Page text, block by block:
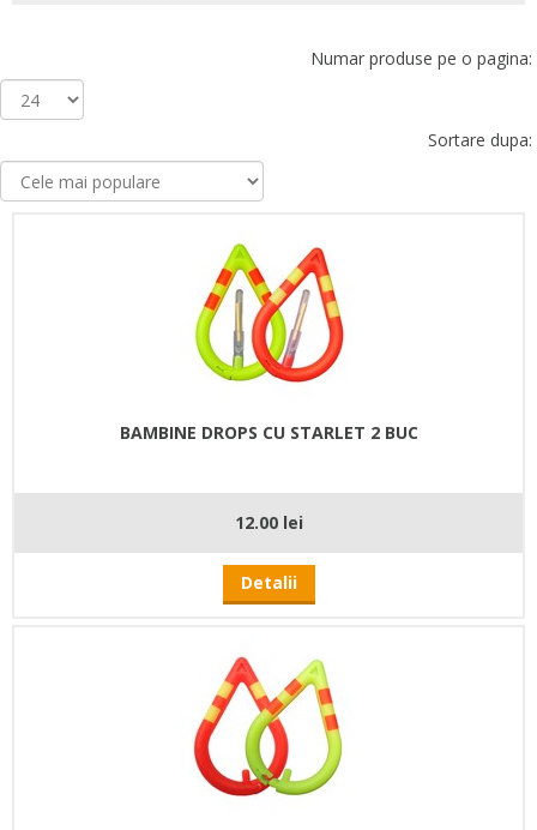
Numar produse pe o pagina:
Sortare dupa:
BAMBINE DROPS CU STARLET 2 BUC
12.00 lei
Detalii